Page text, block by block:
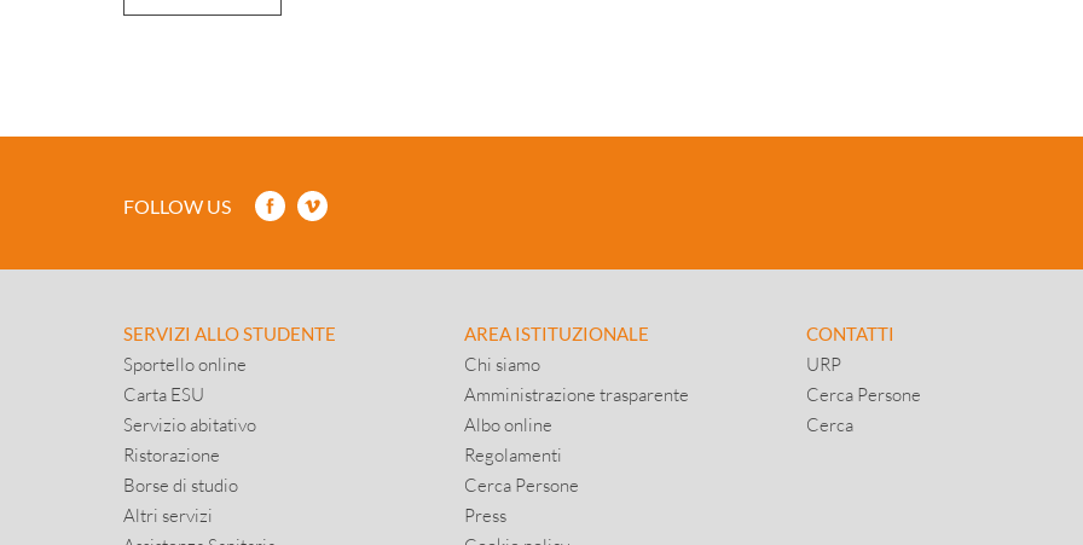
FOLLOW US
SERVIZI ALLO STUDENTE
Sportello online
Carta ESU
Servizio abitativo
Ristorazione
Borse di studio
Altri servizi
AREA ISTITUZIONALE
Chi siamo
Amministrazione trasparente
Albo online
Regolamenti
Cerca Persone
Press
CONTATTI
URP
Cerca Persone
Cerca